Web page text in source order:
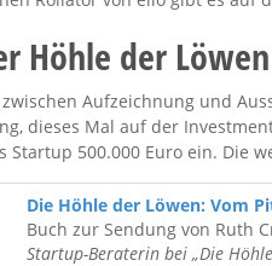
Höhle der Löwen
zwischen Aufzeichnung und
dieses Mal auf der
Startup 500.000 Euro ein. Die
Die Höhle der Löwen: Vom
Buch zur Sendung von Ruth
Startup-Beraterin bei „Die